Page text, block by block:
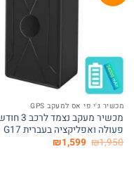
מכשיר ג'י פי אס למעקב GPS
מכשיר מעקב נצמד לרכב
פעולה ואפליקציה בעברית G17
₪1,950 המחיר
המקורי
₪1,599 המחיר